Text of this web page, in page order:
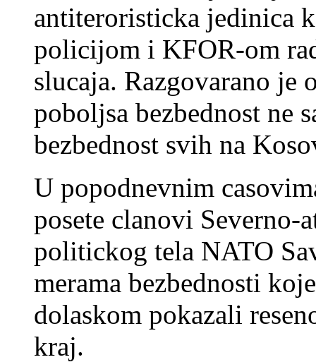
antiteroristicka jedinica
policijom i KFOR-om
slucaja. Razgovarano je
poboljsa bezbednost ne
bezbednost svih na
U popodnevnim
posete clanovi Severno-
politickog tela NATO
merama bezbednosti
dolaskom pokazali
kraj.